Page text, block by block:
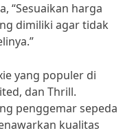
“Sesuaikan harga
dimiliki agar tidak
yang populer di
dan Thrill.
penggemar sepeda
kualitas